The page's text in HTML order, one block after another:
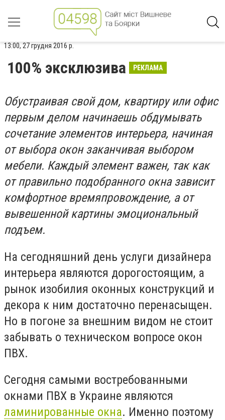
13:00, 27 грудня 2016 р.
100% эксклюзива РЕКЛАМА
Обустраивая свой дом, квартиру или офис
первым делом начинаешь обдумывать
сочетание элементов интерьера, начиная
от выбора окон заканчивая выбором
мебели. Каждый элемент важен, так как
от правильно подобранного окна зависит
комфортное времяпровождение, а от
вывешенной картины эмоциональный
подъем.
На сегодняшний день услуги дизайнера
интерьера являются дорогостоящим, а
рынок изобилия оконных конструкций и
декора к ним достаточно перенасыщен.
Но в погоне за внешним видом не стоит
забывать о техническом вопросе окон
ПВХ.
Сегодня самыми востребованными
окнами ПВХ в Украине являются
ламинированные окна. Именно поэтому